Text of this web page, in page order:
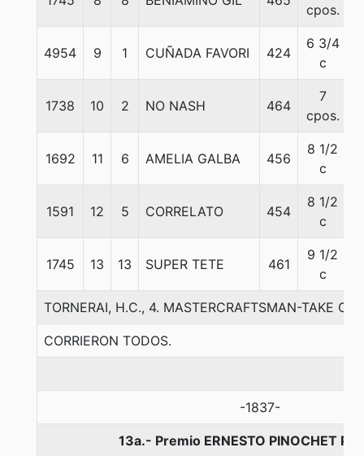
cpos.
4954 9 1 CUÑADA FAVORI 424
6 3/4
c
1738 10 2 NO NASH 464
7
cpos.
1692 11 6 AMELIA GALBA 456
8 1/2
c
1591 12 5 CORRELATO 454
8 1/2
c
1745 13 13 SUPER TETE 461
9 1/2
c
TORNERAI, H.C., 4. MASTERCRAFTSMAN-TAKE
CORRIERON TODOS.
-1837-
13a.- Premio ERNESTO PINOCHET